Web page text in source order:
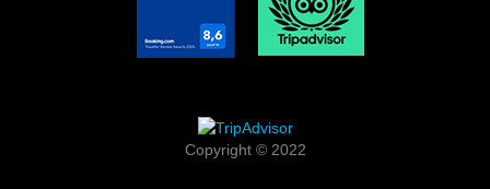
Copyright © 2022